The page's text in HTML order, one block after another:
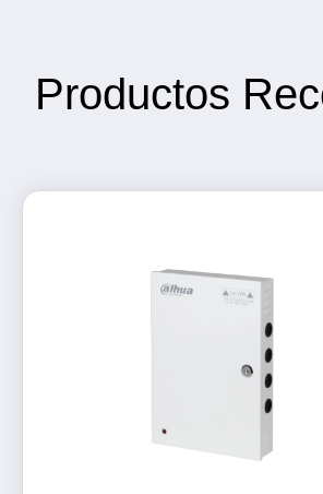
Productos